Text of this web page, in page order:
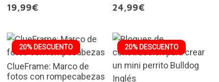
19,99€
24,99€
20% DESCUENTO
ClueFrame: Marco de
fotos con rompecabezas
20% DESCUENTO